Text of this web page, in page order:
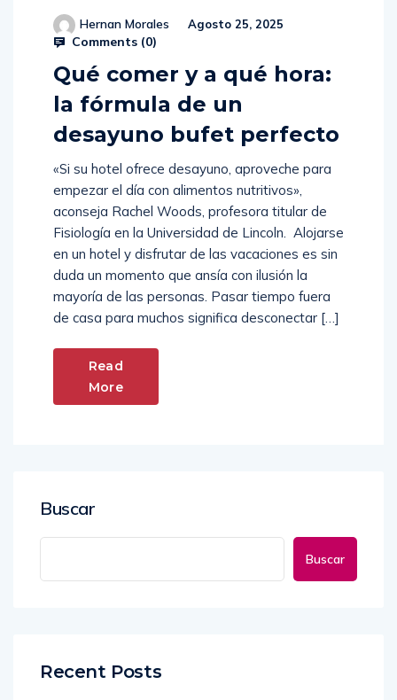
Hernan Morales Agosto 25, 2025
Comments (0)
Qué comer y a qué hora:
la fórmula de un
desayuno bufet perfecto
«Si su hotel ofrece desayuno, aproveche para
empezar el día con alimentos nutritivos»,
aconseja Rachel Woods, profesora titular de
Fisiología en la Universidad de Lincoln. Alojarse
en un hotel y disfrutar de las vacaciones es sin
duda un momento que ansía con ilusión la
mayoría de las personas. Pasar tiempo fuera
de casa para muchos significa desconectar […]
Read
More
Buscar
Buscar
Recent Posts